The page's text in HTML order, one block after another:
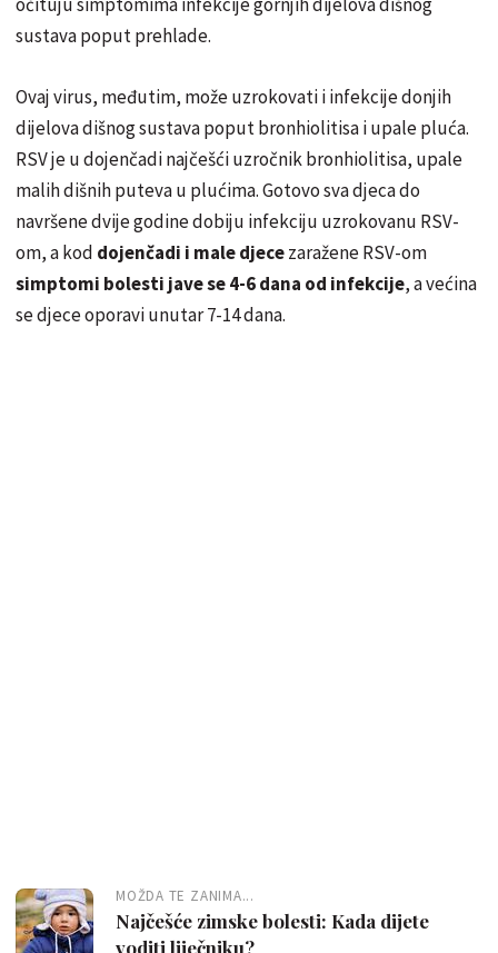
sustava poput prehlade.
Ovaj virus, međutim, može uzrokovati i infekcije donjih
dijelova dišnog sustava poput bronhiolitisa i upale pluća.
RSV je u dojenčadi najčešći uzročnik bronhiolitisa, upale
malih dišnih puteva u plućima. Gotovo sva djeca do
navršene dvije godine dobiju infekciju uzrokovanu RSV-
om, a kod dojenčadi i male djecezaražene RSV-om
simptomi bolesti jave se 4-6 dana od infekcije, a većina
se djece oporavi unutar 7-14 dana.
MOŽDA TE ZANIMA...
Najčešće zimske bolesti: Kada dijete
voditi liječniku?